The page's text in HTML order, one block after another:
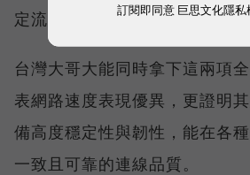
定流暢，不因環境改變而明顯
台灣大哥大能同時拿下這兩項
表網路速度表現優異，更證明
備高度穩定性與韌性，能在各
一致且可靠的連線品質。
訂閱即同意 巨思文化隱私